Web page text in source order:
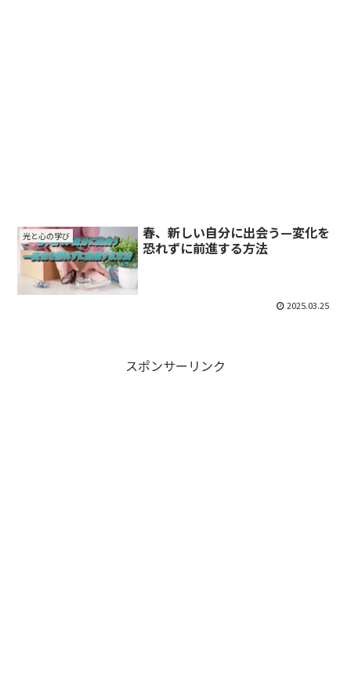
光と心の学び
春、新しい自分に出会う—変化を
恐れずに前進する方法
2025.03.25
スポンサーリンク